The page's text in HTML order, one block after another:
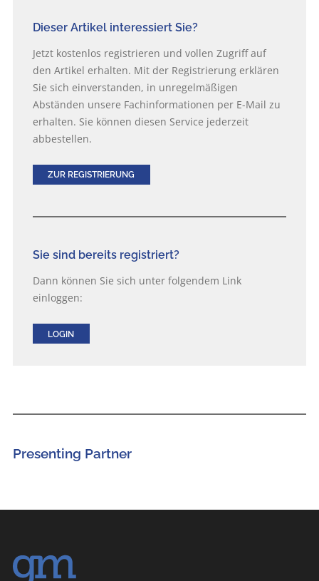
Dieser Artikel interessiert Sie?
Jetzt kostenlos registrieren und vollen Zugriff auf
den Artikel erhalten. Mit der Registrierung erklären
Sie sich einverstanden, in unregelmäßigen
Abständen unsere Fachinformationen per E-Mail zu
erhalten. Sie können diesen Service jederzeit
abbestellen.
ZUR REGISTRIERUNG
Sie sind bereits registriert?
Dann können Sie sich unter folgendem Link
einloggen:
LOGIN
Presenting Partner